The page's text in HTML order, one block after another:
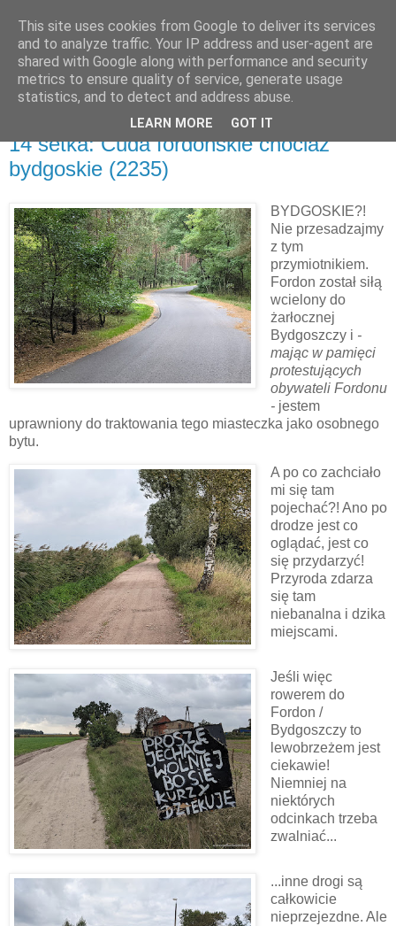
poniedziałek, 18 października 2021
14 setka: Cuda fordońskie chociaż
bydgoskie (2235)
BYDGOSKIE?!
Nie przesadzajmy
z tym
przymiotnikiem.
Fordon został siłą
wcielony do
żarłocznej
Bydgoszczy i -
mając w pamięci
protestujących
obywateli Fordonu
-jestem
uprawniony do traktowania tego miasteczka jako osobnego
bytu.
A po co zachciało
mi się tam
pojechać?! Ano po
drodze jest co
oglądać, jest co
się przydarzyć!
Przyroda zdarza
się tam
niebanalna i dzika
miejscami.
Jeśli więc
rowerem do
Fordon /
Bydgoszczy to
lewobrzeżem jest
ciekawie!
Niemniej na
niektórych
odcinkach trzeba
zwalniać...
...inne drogi są
całkowicie
nieprzejezdne. Ale
This site uses cookies from Google to deliver its services
and to analyze traffic. Your IP address and user-agent are
shared with Google along with performance and security
metrics to ensure quality of service, generate usage
statistics, and to detect and address abuse.
LEARN MORE GOT IT